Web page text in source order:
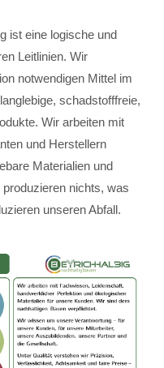
ist eine logische und
Leitlinien. Wir
notwendigen Mittel im
schadstofffreie,
Wir arbeiten mit
und Herstellern
Materialien und
nichts, was
unseren Abfall.